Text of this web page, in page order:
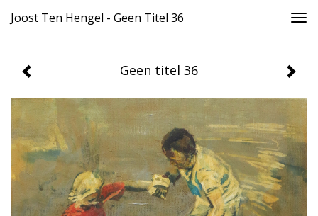
Joost Ten Hengel - Geen Titel 36
Geen titel 36